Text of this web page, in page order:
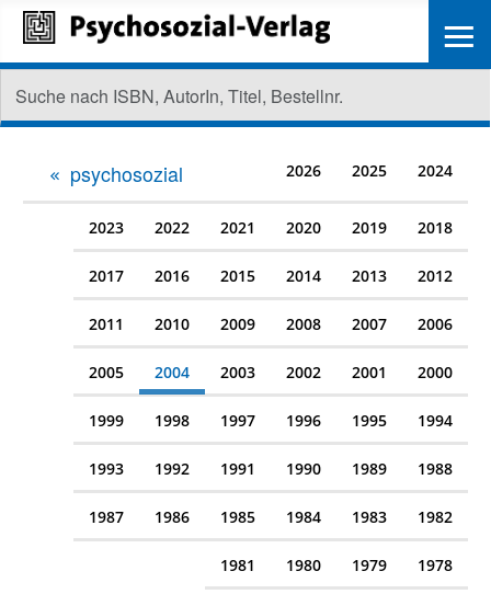
psychosozial 2026 2025 2024
2023 2022 2021 2020 2019 2018
2017 2016 2015 2014 2013 2012
2011 2010 2009 2008 2007 2006
2005 2004 2003 2002 2001 2000
1999 1998 1997 1996 1995 1994
1993 1992 1991 1990 1989 1988
1987 1986 1985 1984 1983 1982
1981 1980 1979 1978
≡